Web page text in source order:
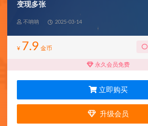
变现多张
不呐呐 2025-03-14
¥ 7.9 金币
永久会员免费
立即购买
升级会员